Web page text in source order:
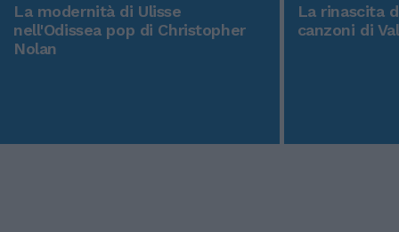
La modernità di Ulisse
nell'Odissea pop di Christopher
Nolan
La rinascita
canzoni di